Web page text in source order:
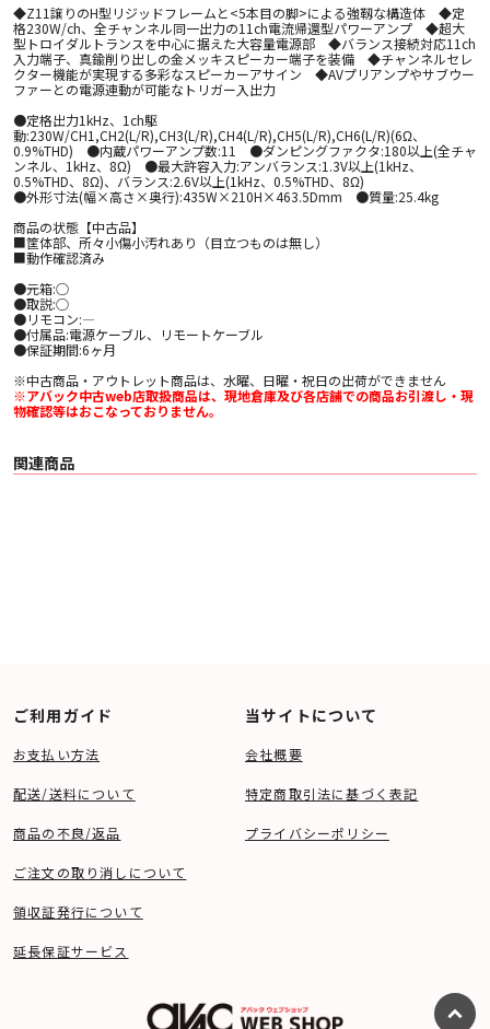
◆Z11譲りのH型リジッドフレームと<5本目の脚>による強靱な構造体 ◆定
格230W/ch、全チャンネル同一出力の11ch電流帰還型パワーアンプ ◆超大
型トロイダルトランスを中心に据えた大容量電源部 ◆バランス接続対応11ch
入力端子、真鍮削り出しの金メッキスピーカー端子を装備 ◆チャンネルセレ
クター機能が実現する多彩なスピーカーアサイン ◆AVプリアンプやサブウー
ファーとの電源連動が可能なトリガー入出力
●定格出力1kHz、1ch駆
動:230W/CH1,CH2(L/R),CH3(L/R),CH4(L/R),CH5(L/R),CH6(L/R)(6Ω、
0.9%THD) ●内蔵パワーアンプ数:11 ●ダンピングファクタ:180以上(全チャ
ンネル、1kHz、8Ω) ●最大許容入力:アンバランス:1.3V以上(1kHz、
0.5%THD、8Ω)、バランス:2.6V以上(1kHz、0.5%THD、8Ω)
●外形寸法(幅×高さ×奥行):435W×210H×463.5Dmm ●質量:25.4kg
商品の状態【中古品】
■筐体部、所々小傷小汚れあり（目立つものは無し）
■動作確認済み
●元箱:○
●取説:○
●リモコン:―
●付属品:電源ケーブル、リモートケーブル
●保証期間:6ヶ月
※中古商品・アウトレット商品は、水曜、日曜・祝日の出荷ができません
※アバック中古web店取扱商品は、現地倉庫及び各店舗での商品お引渡し・現
物確認等はおこなっておりません。
関連商品
ご利用ガイド
お支払い方法
配送/送料について
商品の不良/返品
ご注文の取り消しについて
領収証発行について
延長保証サービス
当サイトについて
会社概要
特定商取引法に基づく表記
プライバシーポリシー